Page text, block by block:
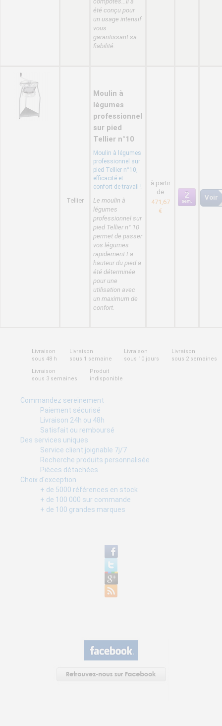
été conçu pour
un usage intensif
vous
garantissant sa
fiabilité.
Tellier
Moulin à
légumes
professionnel
sur pied
Tellier n°10
Moulin à légumes
professionnel sur
pied Tellier n°10,
efficacité et
confort de travail !
Le moulin à
légumes
professionnel sur
pied Tellier n° 10
permet de passer
vos légumes
rapidement La
hauteur du pied a
été déterminée
pour une
utilisation avec
un maximum de
confort.
à partir
de
471,67
€
Voir
Livraison
sous 48 h
Livraison
sous 1 semaine
Livraison
sous 10 jours
Livraison
sous 2 semaines
Livraison
sous 3 semaines
Produit
indisponible
Commandez sereinement
Paiement sécurisé
Livraison 24h ou 48h
Satisfait ou remboursé
Des services uniques
Service client joignable 7j/7
Recherche produits personnalisée
Pièces détachées
Choix d'exception
+ de 5000 références en stock
+ de 100 000 sur commande
+ de 100 grandes marques